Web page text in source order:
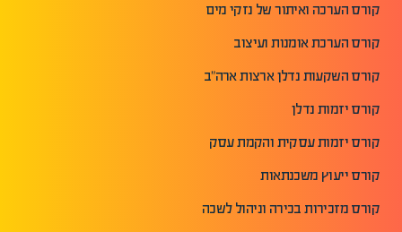
קורס הערכה ואיתור של נזקי מים
קורס הערכת אומנות ועיצוב
קורס השקעות נדלן ארצות ארה"ב
קורס יזמות נדלן
קורס יזמות עסקית והקמת עסק
קורס ייעוץ משכנתאות
קורס מזכירות בכירה וניהול לשכה